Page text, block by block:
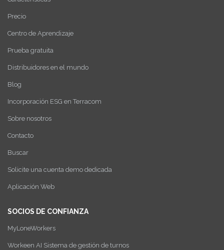
Precio
Centro de Aprendizaje
Prueba gratuita
Distribuidores en el mundo
Blog
Incorporación ESG en Terracom
Sobre nosotros
Contacto
Buscar
Solicite una cuenta demo dedicada
Aplicación Web
SOCIOS DE CONFIANZA
MyLoneWorkers
Workeen AI Sistema de gestión de turnos